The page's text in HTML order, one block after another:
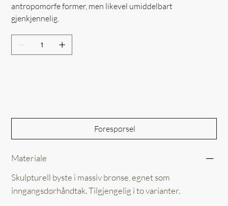
antropomorfe former, men likevel umiddelbart
gjenkjennelig.
Forespørsel
Materiale
Skulpturell byste i massiv bronse, egnet som
inngangsdørhåndtak. Tilgjengelig i to varianter.